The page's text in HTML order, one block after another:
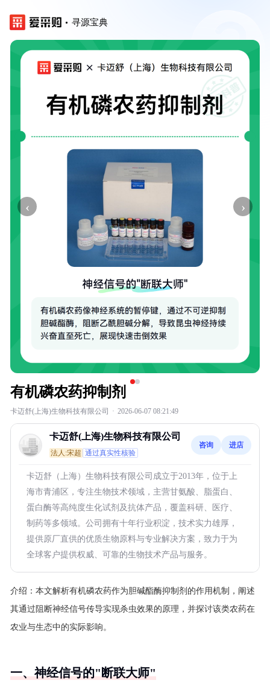
寻源宝典
‹ ›
有机磷农药抑制剂
卡迈舒(上海)生物科技有限公司 · 2026-06-07 08:21:49
卡迈舒(上海)生物科技有限公司
法人:宋超 通过真实性核验
咨询 进店
卡迈舒（上海）生物科技有限公司成立于2013年，位于上
海市青浦区，专注生物技术领域，主营甘氨酸、脂蛋白、
蛋白酶等高纯度生化试剂及抗体产品，覆盖科研、医疗、
制药等多领域。公司拥有十年行业积淀，技术实力雄厚，
提供原厂直供的优质生物原料与专业解决方案，致力于为
全球客户提供权威、可靠的生物技术产品与服务。
介绍： 本文解析有机磷农药作为胆碱酯酶抑制剂的作用机制，阐述
其通过阻断神经信号传导实现杀虫效果的原理，并探讨该类农药在
农业与生态中的实际影响。
一、神经信号的"断联大师"